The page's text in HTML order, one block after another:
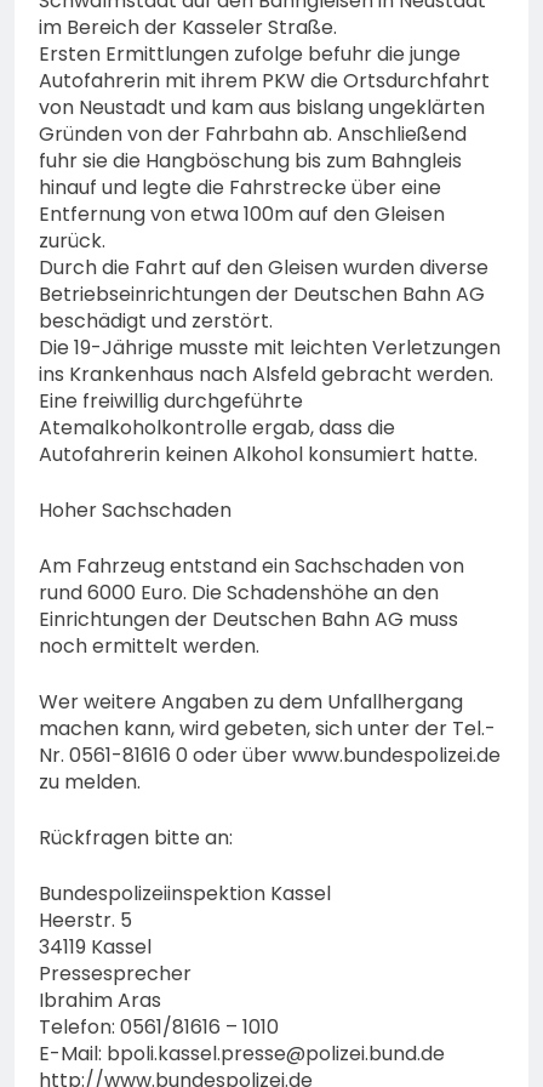
Mann aus Geisenheim
vermisst
4. August 2026
im Bereich der Kasseler Straße.
Ersten Ermittlungen zufolge befuhr die junge
Autofahrerin mit ihrem PKW die Ortsdurchfahrt
von Neustadt und kam aus bislang ungeklärten
Gründen von der Fahrbahn ab. Anschließend
fuhr sie die Hangböschung bis zum Bahngleis
hinauf und legte die Fahrstrecke über eine
Entfernung von etwa 100m auf den Gleisen
zurück.
Durch die Fahrt auf den Gleisen wurden diverse
Betriebseinrichtungen der Deutschen Bahn AG
beschädigt und zerstört.
Die 19-Jährige musste mit leichten Verletzungen
ins Krankenhaus nach Alsfeld gebracht werden.
Eine freiwillig durchgeführte
Atemalkoholkontrolle ergab, dass die
Autofahrerin keinen Alkohol konsumiert hatte.
Hoher Sachschaden
Am Fahrzeug entstand ein Sachschaden von
rund 6000 Euro. Die Schadenshöhe an den
Einrichtungen der Deutschen Bahn AG muss
noch ermittelt werden.
Wer weitere Angaben zu dem Unfallhergang
machen kann, wird gebeten, sich unter der Tel.-
Nr. 0561-81616 0 oder über www.bundespolizei.de
zu melden.
Rückfragen bitte an:
Bundespolizeiinspektion Kassel
Heerstr. 5
34119 Kassel
Pressesprecher
Ibrahim Aras
Telefon: 0561/81616 – 1010
E-Mail: bpoli.kassel.presse@polizei.bund.de
http://www.bundespolizei.de